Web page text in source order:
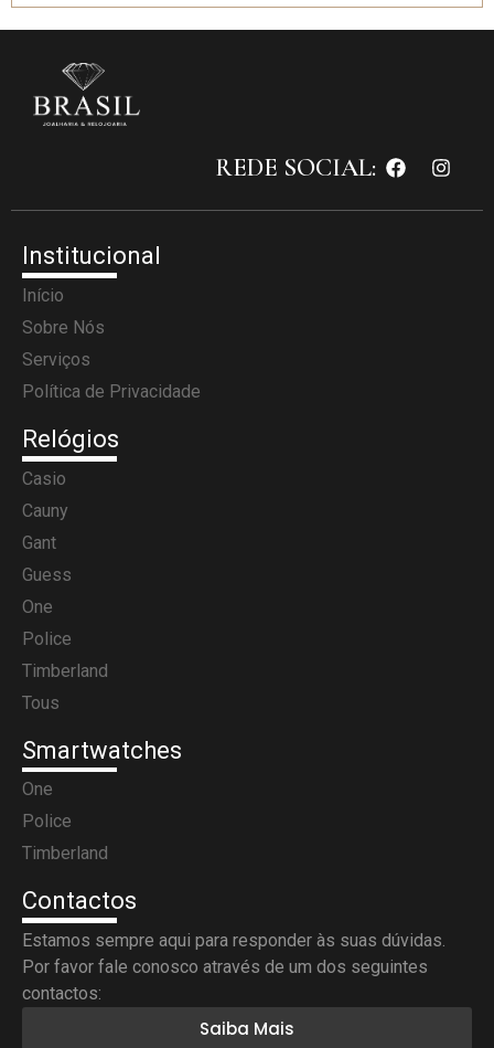
REDE SOCIAL:
Institucional
Início
Sobre Nós
Serviços
Política de Privacidade
Relógios
Casio
Cauny
Gant
Guess
One
Police
Timberland
Tous
Smartwatches
One
Police
Timberland
Contactos
Estamos sempre aqui para responder às suas dúvidas.
Por favor fale conosco através de um dos seguintes
contactos:
Saiba Mais